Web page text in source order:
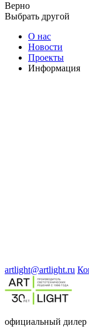
Верно
Выбрать другой
О нас
Новости
Проекты
Информация
artlight@artlight.ru
официальный